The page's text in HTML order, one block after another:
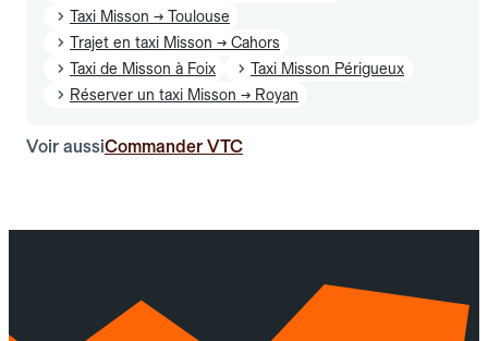
Taxi Misson → Toulouse
Trajet en taxi Misson → Cahors
Taxi de Misson à Foix
Taxi Misson Périgueux
Réserver un taxi Misson → Royan
Voir aussiCommander VTC